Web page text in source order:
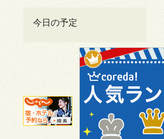
今日の予定